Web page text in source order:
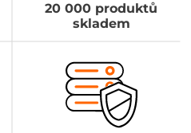
20 000 produktů
skladem